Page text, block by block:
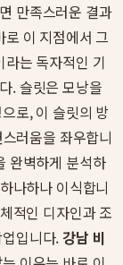
만족스러운 결과
로 이 지점에서 그
는 독자적인 기
. 슬릿은 모낭을
로, 이 슬릿의 방
러움을 좌우합니
완벽하게 분석하
나하나 이식합니
적인 디자인과 조
입니다. 강남 비